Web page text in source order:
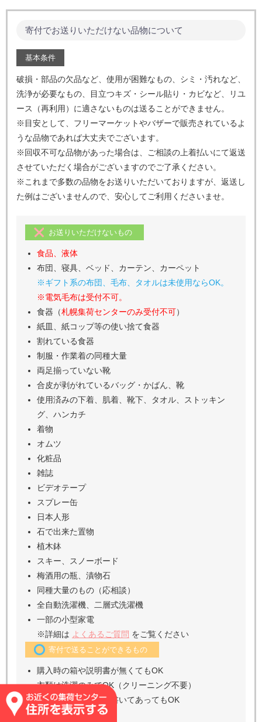
寄付でお送りいただけない品物について
基本条件
破損・部品の欠品など、使用が困難なもの、シミ・汚れなど、
洗浄が必要なもの、目立つキズ・シール貼り・カビなど、
リユ
ース（再利用）に適さないものは送ることができません。
※目安として、フリーマーケットやバザーで販売されているよ
うな品物であれば大丈夫でございます。
※回収不可な品物があった場合は、ご相談の上着払いにて返送
させていただく場合がございますのでご了承ください。
※これまで多数の品物をお送りいただいておりますが、返送し
た例はございませんので、安心してご利用くださいませ。
お送りいただけないもの
食品、液体
布団、寝具、ベッド、カーテン、カーペット
※ギフト系の布団、毛布、タオルは未使用ならOK。
※電気毛布は受付不可。
食器（札幌集荷センターのみ受付不可）
紙皿、紙コップ等の使い捨て食器
割れている食器
制服・作業着の同種大量
両足揃っていない靴
合皮が剥がれているバッグ・かばん、靴
使用済みの下着、肌着、靴下、タオル、ストッキン
グ、ハンカチ
着物
オムツ
化粧品
雑誌
ビデオテープ
スプレー缶
日本人形
石で出来た置物
植木鉢
スキー、スノーボード
梅酒用の瓶、漬物石
同種大量のもの（応相談）
全自動洗濯機、二層式洗濯機
一部の小型家電
※詳細は よくあるご質問 をご覧ください
寄付で送ることができるもの
購入時の箱や説明書が無くてもOK
衣類は洗濯のみでOK（クリーニング不要）
衣類のタグに名前が書いてあってもOK
ノーブランド大歓迎